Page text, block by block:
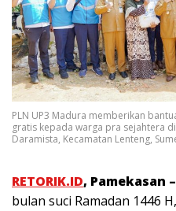
PLN UP3 Madura memberikan
gratis kepada warga pra sejahtera di
Daramista, Kecamatan Lenteng,
RETORIK.ID, Pamekasan –
bulan suci Ramadan 1446